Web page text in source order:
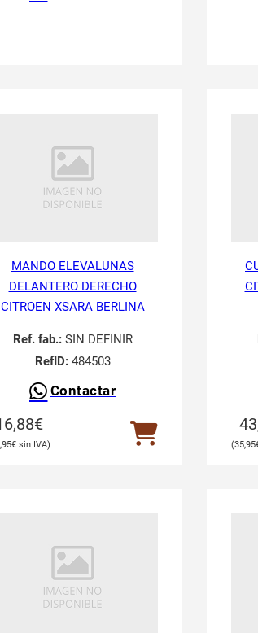
MANDO ELEVALUNAS
DELANTERO DERECHO
CITROEN XSARA BERLINA
Ref. fab.:SIN DEFINIR
RefID:484503
Contactar
€
€ 35,95